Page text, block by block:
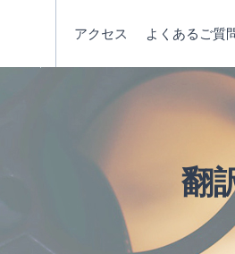
アクセス よくあるご質
翻